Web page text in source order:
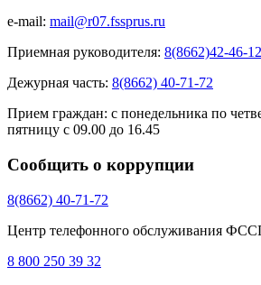
e-mail: mail@r07.fssprus.ru
Приемная руководителя: 8(8662)42-46-12
Дежурная часть: 8(8662) 40-71-72
Прием граждан: с понедельника по
пятницу с 09.00 до 16.45
Сообщить о коррупции
8(8662) 40-71-72
Центр телефонного обслуживания
8 800 250 39 32